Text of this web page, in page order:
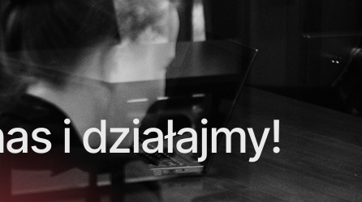
i działajmy!